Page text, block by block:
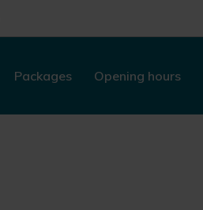
Packages Opening hours